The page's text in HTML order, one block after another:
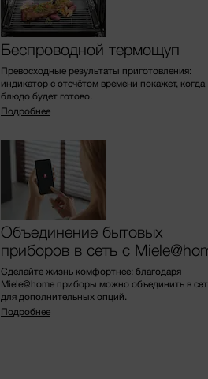
Беспроводной термощуп
Превосходные результаты приготовления:
индикатор с отсчётом времени покажет, когда
блюдо будет готово.
Подробнее
Объединение бытовых
приборов в сеть с
Сделайте жизнь комфортнее: благодаря
Miele@home приборы можно объединить в
для дополнительных опций.
Подробнее